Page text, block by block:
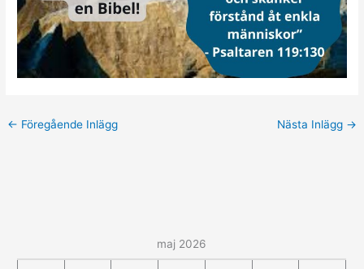
← Föregående Inlägg Nästa Inlägg →
maj 2026